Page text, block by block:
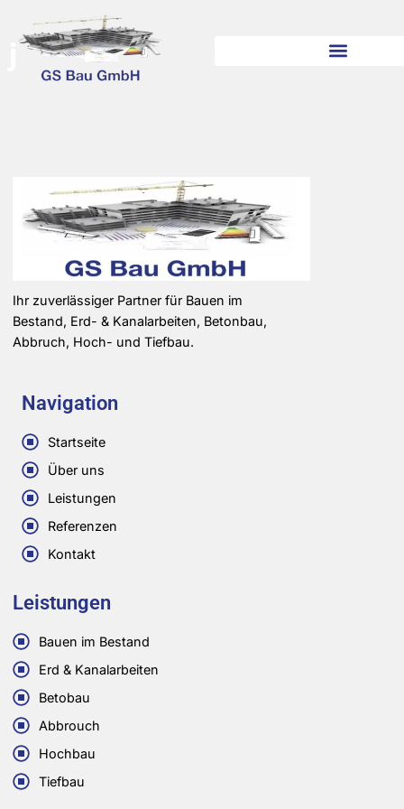
Ihr zuverlässiger Partner für Bauen im
Bestand, Erd- & Kanalarbeiten, Betonbau,
Abbruch, Hoch- und Tiefbau.
Navigation
Startseite
Über uns
Leistungen
Referenzen
Kontakt
Leistungen
Bauen im Bestand
Erd & Kanalarbeiten
Betobau
Abbrouch
Hochbau
Tiefbau